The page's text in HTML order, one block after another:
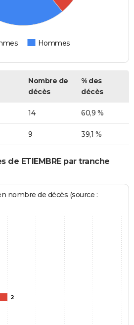
Hommes
Nombre de
décès
% des
décès
14 60,9 %
9 39,1 %
de ETIEMBRE par tranche
nombre de décès (source :
2